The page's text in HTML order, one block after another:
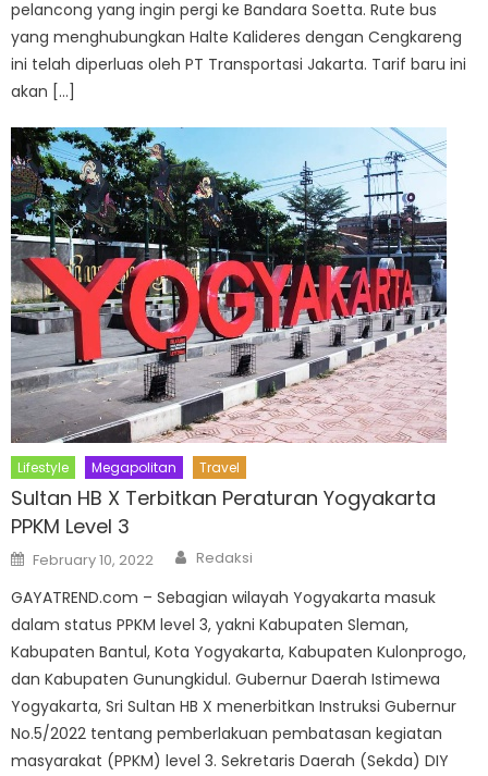
pelancong yang ingin pergi ke Bandara Soetta. Rute bus
yang menghubungkan Halte Kalideres dengan Cengkareng
ini telah diperluas oleh PT Transportasi Jakarta. Tarif baru ini
akan […]
Lifestyle Megapolitan Travel
Sultan HB X Terbitkan Peraturan Yogyakarta
PPKM Level 3
Posted
on
February 10, 2022 Author
Redaksi
GAYATREND.com – Sebagian wilayah Yogyakarta masuk
dalam status PPKM level 3, yakni Kabupaten Sleman,
Kabupaten Bantul, Kota Yogyakarta, Kabupaten Kulonprogo,
dan Kabupaten Gunungkidul. Gubernur Daerah Istimewa
Yogyakarta, Sri Sultan HB X menerbitkan Instruksi Gubernur
No.5/2022 tentang pemberlakuan pembatasan kegiatan
masyarakat (PPKM) level 3. Sekretaris Daerah (Sekda) DIY